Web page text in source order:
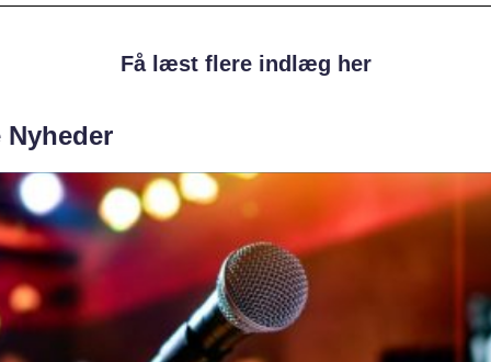
Få læst flere indlæg her
Nyheder